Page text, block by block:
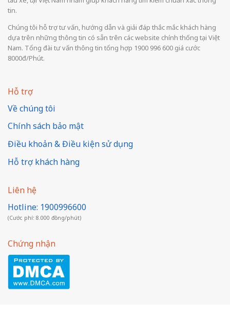
tin.
Chúng tôi hỗ trợ tư vấn, hướng dẫn và giải đáp thắc mắc khách hàng
dựa trên những thông tin có sẵn trên các website chính thống tại Việt
Nam. Tổng đài tư vấn thông tin tổng hợp 1900 996 600 giá cước
8000đ/Phút.
Hỗ trợ
Về chúng tôi
Chính sách bảo mật
Điều khoản & Điều kiện sử dụng
Hỗ trợ khách hàng
Liên hệ
Hotline: 1900996600
(Cước phí: 8.000 đồng/phút)
Chứng nhận